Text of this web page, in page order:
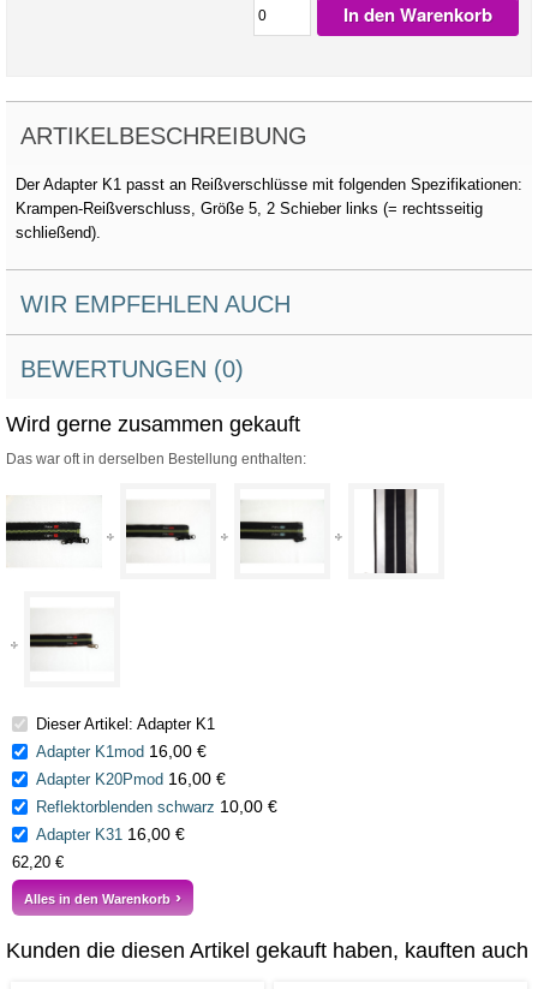
In den Warenkorb
ARTIKELBESCHREIBUNG
Der Adapter K1 passt an Reißverschlüsse mit folgenden Spezifikationen:
Krampen-Reißverschluss, Größe 5, 2 Schieber links (= rechtsseitig
schließend).
WIR EMPFEHLEN AUCH
BEWERTUNGEN (0)
Wird gerne zusammen gekauft
Das war oft in derselben Bestellung enthalten:
Dieser Artikel: Adapter K1
Adapter K1mod 16,00 €
Adapter K20Pmod 16,00 €
Reflektorblenden schwarz 10,00 €
Adapter K31 16,00 €
62,20 €
Alles in den Warenkorb
Kunden die diesen Artikel gekauft haben, kauften auch